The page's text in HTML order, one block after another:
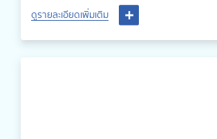
ตรวจสุขภาพเบื้องต้นนอกสถานที่ให้แก่ประชาชนทั่
รัง อ.วิเชียรบุรี จ.เพชรบูรณ์ โดยให้บริการตรวจวัด
ตรวจมวลร่างกายด้วยเครื่องInbody และให้คำแน
ดูรายละเอียดเพิ่มเติม